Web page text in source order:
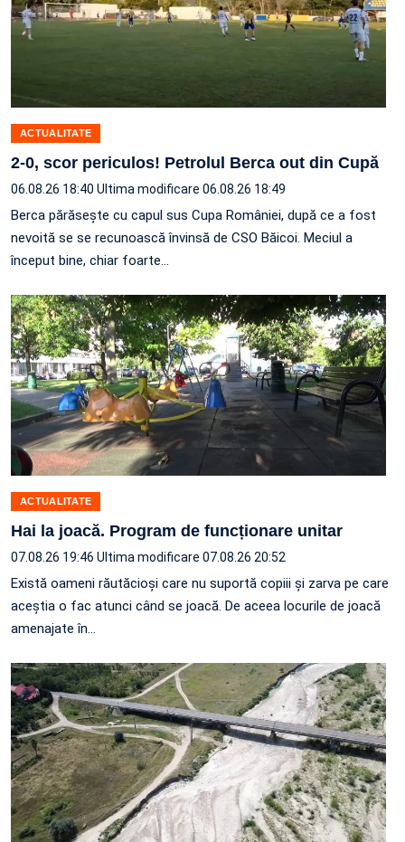
ACTUALITATE
2-0, scor periculos! Petrolul Berca out din Cupă
06.08.26 18:40 Ultima modificare 06.08.26 18:49
Berca părăsește cu capul sus Cupa României, după ce a fost
nevoită se se recunoască învinsă de CSO Băicoi. Meciul a
început bine, chiar foarte…
ACTUALITATE
Hai la joacă. Program de funcționare unitar
07.08.26 19:46 Ultima modificare 07.08.26 20:52
Există oameni răutăcioși care nu suportă copiii și zarva pe care
aceștia o fac atunci când se joacă. De aceea locurile de joacă
amenajate în…